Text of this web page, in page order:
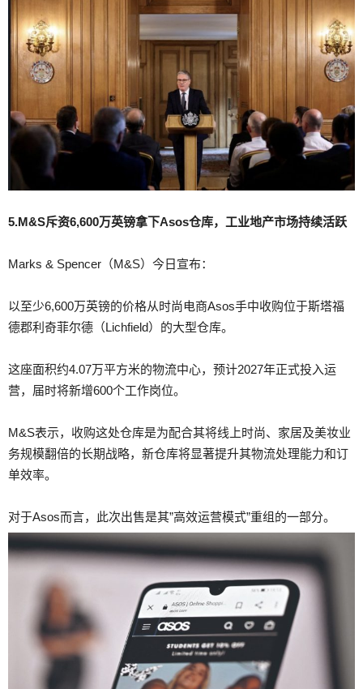
5.M&S斥资6,600万英镑拿下Asos仓库，工业地产市场持续活跃
Marks & Spencer（M&S）今日宣布：
以至少6,600万英镑的价格从时尚电商Asos手中收购位于斯塔福
德郡利奇菲尔德（Lichfield）的大型仓库。
这座面积约4.07万平方米的物流中心，预计2027年正式投入运
营，届时将新增600个工作岗位。
M&S表示，收购这处仓库是为配合其将线上时尚、家居及美妆业
务规模翻倍的长期战略，新仓库将显著提升其物流处理能力和订
单效率。
对于Asos而言，此次出售是其”高效运营模式”重组的一部分。